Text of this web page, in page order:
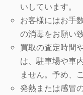
いしています。
お客様にはお手
の消毒をお願い
買取の査定時間
は、駐車場や車
ません。予め、
発熱または感冒